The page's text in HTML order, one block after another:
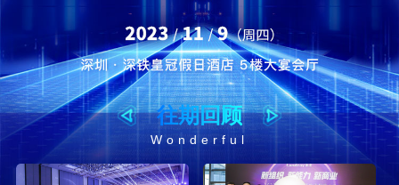
往期回顾
Wonderful